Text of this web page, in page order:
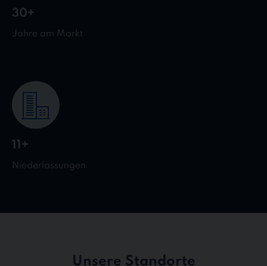
30+
Jahre am Markt
11+
Niederlassungen
Unsere Standorte